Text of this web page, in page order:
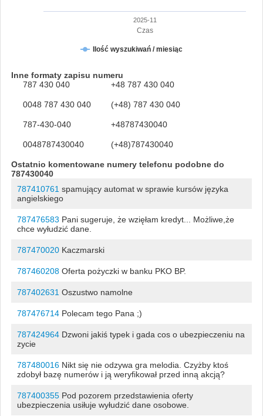
Czas
Ilość wyszukiwań / miesiąc
2025-11
Inne formaty zapisu numeru
787 430 040
+48 787 430 040
0048 787 430 040 (+48) 787 430 040
787-430-040 +48787430040
0048787430040 (+48)787430040
Ostatnio komentowane numery telefonu podobne do
787430040
787410761 spamujący automat w sprawie kursów języka
angielskiego
787476583 Pani sugeruje, że wzięłam kredyt... Możliwe,że
chce wyłudzić dane.
787470020Kaczmarski
787460208Oferta pożyczki w banku PKO BP.
787402631 Oszustwo namolne
787476714Polecam tego Pana ;)
787424964Dzwoni jakiś typek i gada cos o ubezpieczeniu na
zycie
787480016Nikt się nie odzywa gra melodia. Czyżby ktoś
zdobył bazę numerów i ją weryfikował przed inną akcją?
787400355Pod pozorem przedstawienia oferty
ubezpieczenia usiłuje wyłudzić dane osobowe.